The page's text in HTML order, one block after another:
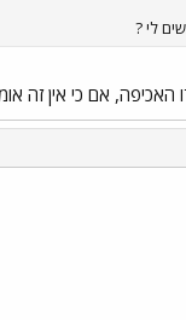
אם כי אין זה